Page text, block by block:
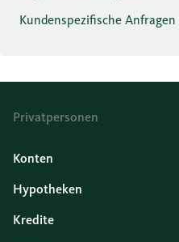
Kundenspezifische Anfragen
Privatpersonen
Konten
Hypotheken
Kredite